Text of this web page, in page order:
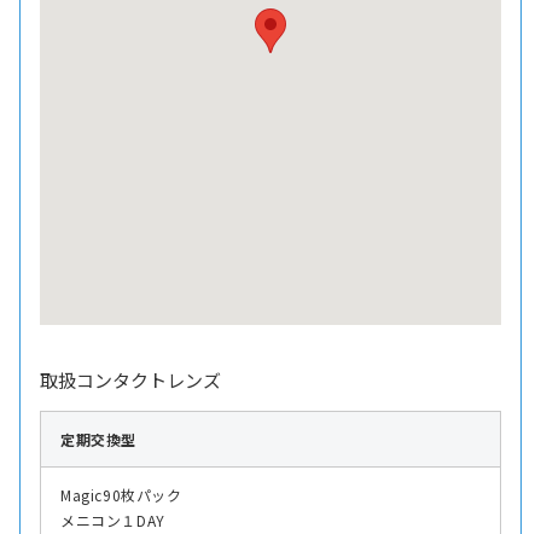
取扱コンタクトレンズ
定期交換型
Magic90枚パック
メニコン１DAY